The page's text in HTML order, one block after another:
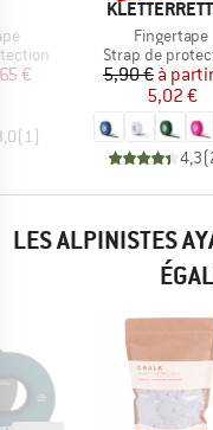
réduit
€
( 1)
MARQUE
Article
Fingertape
Product group
Strap de
Prix
5,90 € Prix
à
5,02 €
4,3(
LES ALPINISTES